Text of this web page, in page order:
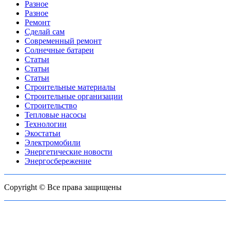
Разное
Разное
Ремонт
Сделай сам
Современный ремонт
Солнечные батареи
Статьи
Статьи
Статьи
Строительные материалы
Строительные организации
Строительство
Тепловые насосы
Технологии
Экостатьи
Электромобили
Энергетические новости
Энергосбережение
Copyright © Все права защищены